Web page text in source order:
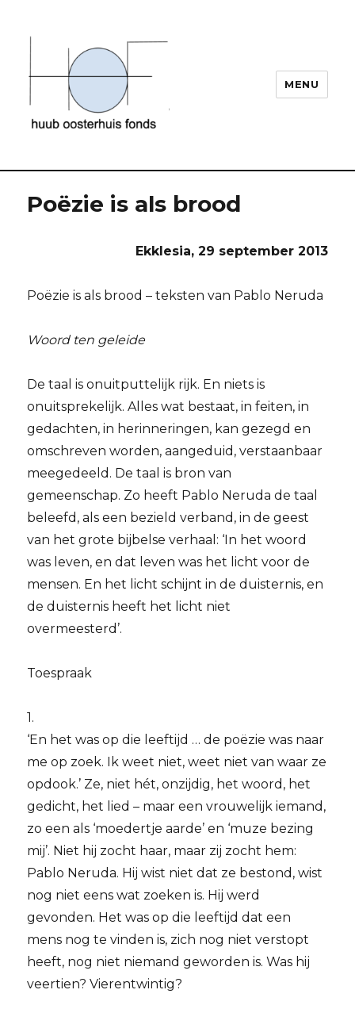
MENU
Poëzie is als brood
Ekklesia, 29 september 2013
Poëzie is als brood – teksten van Pablo Neruda
Woord ten geleide
De taal is onuitputtelijk rijk. En niets is
onuitsprekelijk. Alles wat bestaat, in feiten, in
gedachten, in herinneringen, kan gezegd en
omschreven worden, aangeduid, verstaanbaar
meegedeeld. De taal is bron van
gemeenschap. Zo heeft Pablo Neruda de taal
beleefd, als een bezield verband, in de geest
van het grote bijbelse verhaal: ‘In het woord
was leven, en dat leven was het licht voor de
mensen. En het licht schijnt in de duisternis, en
de duisternis heeft het licht niet
overmeesterd’.
Toespraak
1.
‘En het was op die leeftijd … de poëzie was naar
me op zoek. Ik weet niet, weet niet van waar ze
opdook.’ Ze, niet hét, onzijdig, het woord, het
gedicht, het lied – maar een vrouwelijk iemand,
zo een als ‘moedertje aarde’ en ‘muze bezing
mij’. Niet hij zocht haar, maar zij zocht hem:
Pablo Neruda. Hij wist niet dat ze bestond, wist
nog niet eens wat zoeken is. Hij werd
gevonden. Het was op die leeftijd dat een
mens nog te vinden is, zich nog niet verstopt
heeft, nog niet niemand geworden is. Was hij
veertien? Vierentwintig?